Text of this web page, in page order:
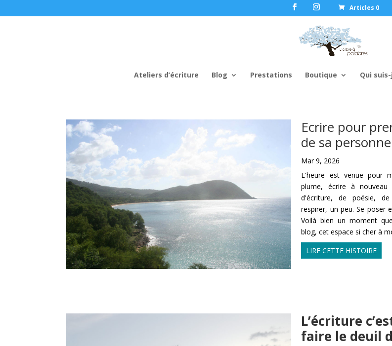
Articles 0
Ateliers d’écriture Blog Prestations Boutique Qui suis-
Ecrire pour
de sa personne
Mar 9, 2026
L'heure est venue pour
plume, écrire à
d'écriture, de poésie,
respirer, un peu. Se poser
Voilà bien un moment
blog, cet espace si cher à
LIRE CETTE HISTOIRE
L’écriture
faire le deuil